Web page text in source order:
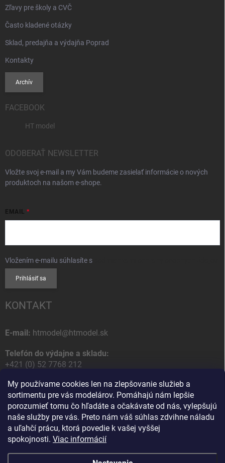
My používame cookies len na zlepšovanie služieb a
sortimentu pre vás modelárov. Pomáhajú nám lepšie
porozumieť tomu čo hľadáte a očakávate od nás, vylepšujú
naše služby pre vás. Preto nám váš súhlas zdvihne náladu
a uľahčí prácu, ktorá povedie k vašej vyššej
spokojnosti. Viac informácií
Zľavy pre školy a CVČ
Často kladené otázky
Sklad, predajňa a výdajňa Poprad
Kontakty
Archív
FACEBOOK
HT model
ODOBERAŤ NEWSLETTER
Vložte svoj e-mail a my Vám budeme zasielať informácie o nových
produktoch na našom e-shope.
EMAIL
Vložením e-mailu súhlasíte s
Prihlásiť sa
KONTAKT
E-mail: htmodel@htmodel.sk
Telefón do výdajne a skladu:
+421 (0) 52 7768 212
Poštová / Odberná adresa:
HT model
Na letisko 49
058 01 Poprad
Slovenská Republika